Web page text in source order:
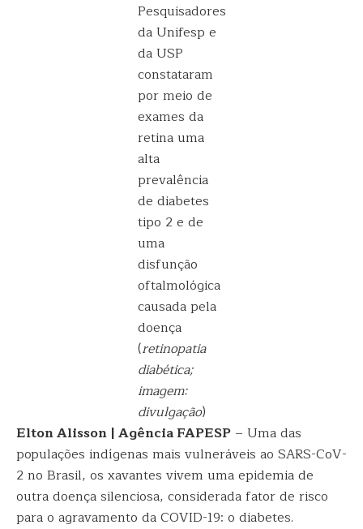
Pesquisadores
da Unifesp e
da USP
constataram
por meio de
exames da
retina uma
alta
prevalência
de diabetes
tipo 2 e de
uma
disfunção
oftalmológica
causada pela
doença
(retinopatia
diabética;
imagem:
divulgação)
Elton Alisson | Agência FAPESP – Uma das
populações indígenas mais vulneráveis ao SARS-CoV-
2 no Brasil, os xavantes vivem uma epidemia de
outra doença silenciosa, considerada fator de risco
para o agravamento da COVID-19: o diabetes.